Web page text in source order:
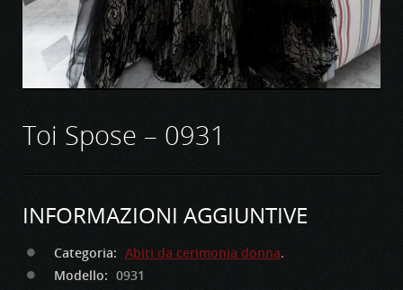
Toi Spose – 0931
INFORMAZIONI AGGIUNTIVE
Categoria: Abiti da cerimonia donna.
Modello: 0931